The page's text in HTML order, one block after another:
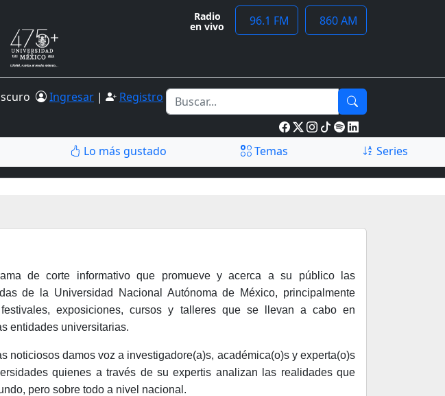
Radio
en vivo 96.1 FM 860 AM
Ingresar | Registro
Lo más gustado Temas Series
de corte informativo que promueve y acerca a su público las
de la Universidad Nacional Autónoma de México, principalmente
festivales, exposiciones, cursos y talleres que se llevan a cabo en
entidades universitarias.
noticiosos damos voz a investigadore(a)s, académica(o)s y experta(o)s
quienes a través de su expertis analizan las realidades que
pero sobre todo a nivel nacional.